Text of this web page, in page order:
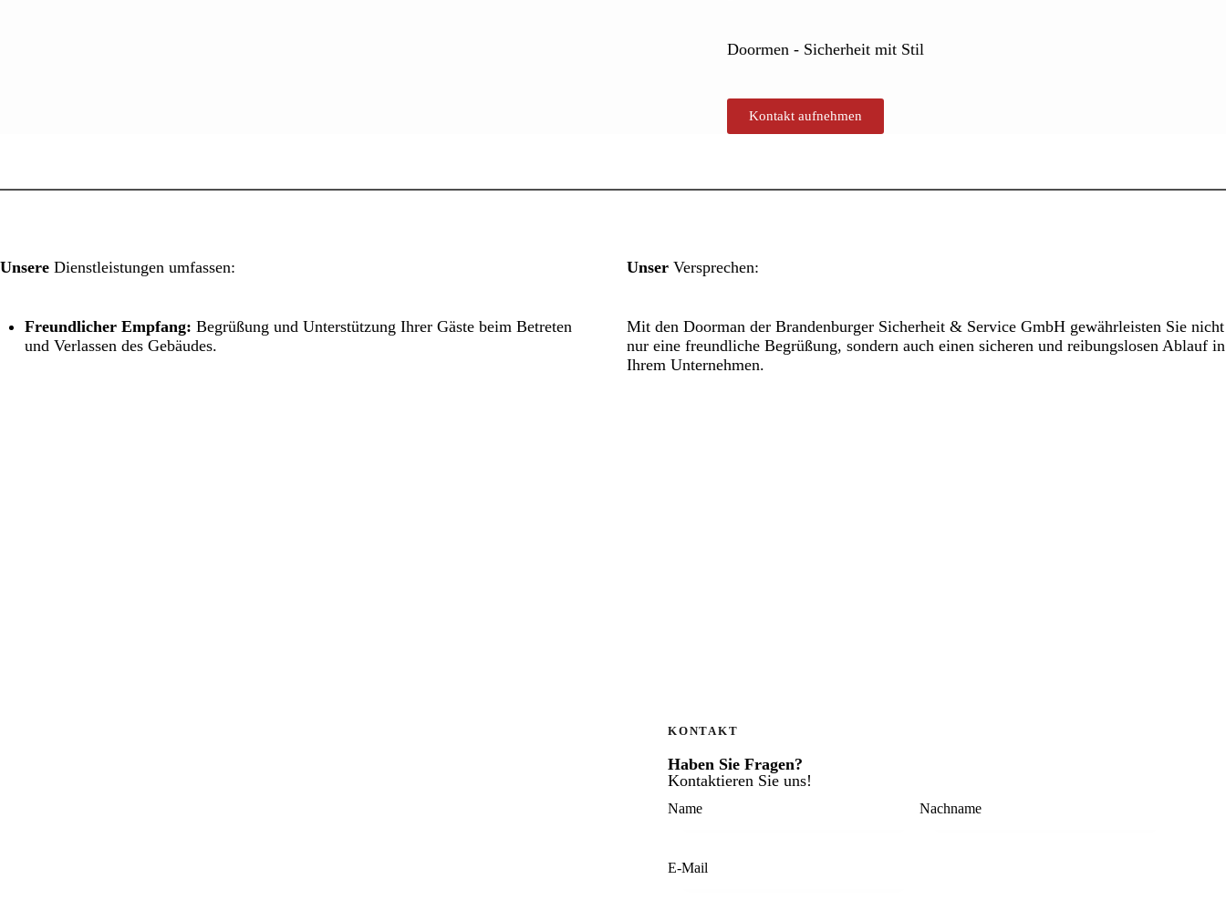
Doormen - Sicherheit mit Stil
Kontakt aufnehmen
Unsere Dienstleistungen umfassen:
Freundlicher Empfang: Begrüßung und Unterstützung Ihrer Gäste beim Betreten
und Verlassen des Gebäudes.
Unser Versprechen:
Mit den Doorman der Brandenburger Sicherheit & Service GmbH gewährleisten Sie nicht
nur eine freundliche Begrüßung, sondern auch einen sicheren und reibungslosen Ablauf in
Ihrem Unternehmen.
KONTAKT
Haben Sie Fragen?
Kontaktieren Sie uns!